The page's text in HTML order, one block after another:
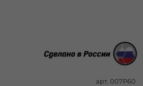
арт. 007P60